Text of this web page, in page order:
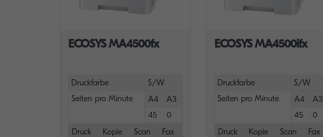
ECOSYS MA4500fx
Druckfarbe
S/W
Seiten pro Minute
A4
A3
45
0
Druck
Kopie Scan Fax
ECOSYS MA4500ifx
Druckfarbe
S/W
Seiten pro Minute
A4
A3
45
0
Druck
Kopie Scan Fax